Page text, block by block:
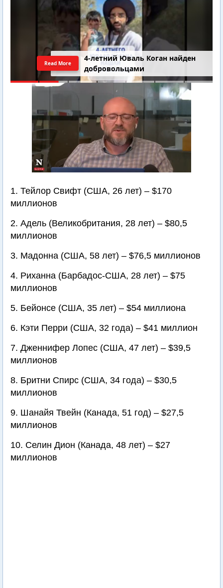
4-летний Юваль Коган найден
добровольцами
Read More
1. Тейлор Свифт (США, 26 лет) – $170
миллионов
2. Адель (Великобритания, 28 лет) – $80,5
миллионов
3. Мадонна (США, 58 лет) – $76,5 миллионов
4. Риханна (Барбадос-США, 28 лет) – $75
миллионов
5. Бейонсе (США, 35 лет) – $54 миллиона
6. Кэти Перри (США, 32 года) – $41 миллион
7. Дженнифер Лопес (США, 47 лет) – $39,5
миллионов
8. Бритни Спирс (США, 34 года) – $30,5
миллионов
9. Шанайя Твейн (Канада, 51 год) – $27,5
миллионов
10. Селин Дион (Канада, 48 лет) – $27
миллионов